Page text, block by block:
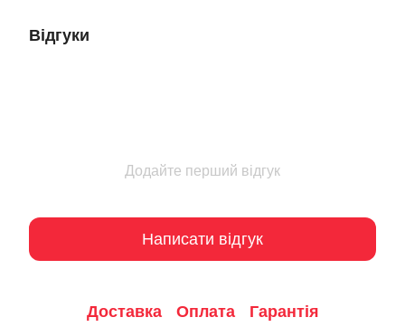
Відгуки
Додайте перший відгук
Написати відгук
Доставка Оплата Гарантія